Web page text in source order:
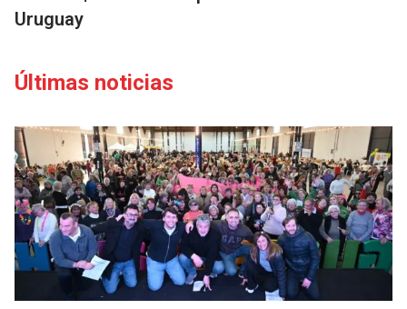
Uruguay
Últimas noticias